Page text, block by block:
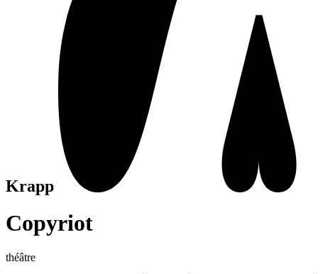
Krapp
Copyriot
théâtre